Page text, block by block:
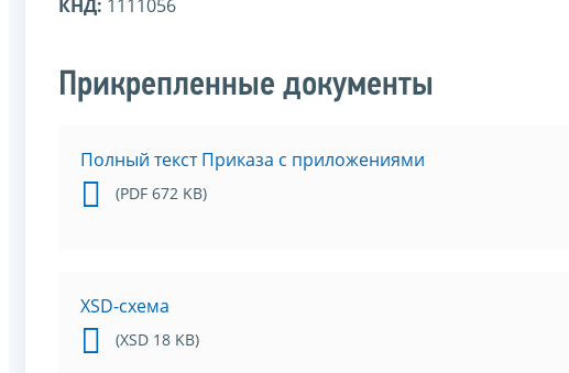
КНД: 1111056
Прикрепленные документы
Полный текст Приказа с приложениями
(PDF 672 KB)
XSD-схема
(XSD 18 KB)